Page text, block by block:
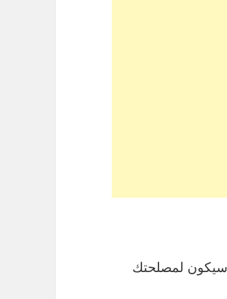
سيكون لمصلحتك